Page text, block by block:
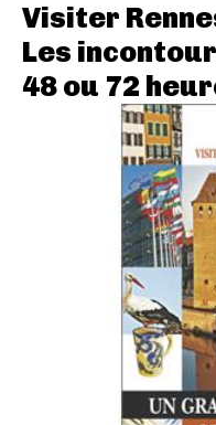
Visiter
Les
48 ou 72